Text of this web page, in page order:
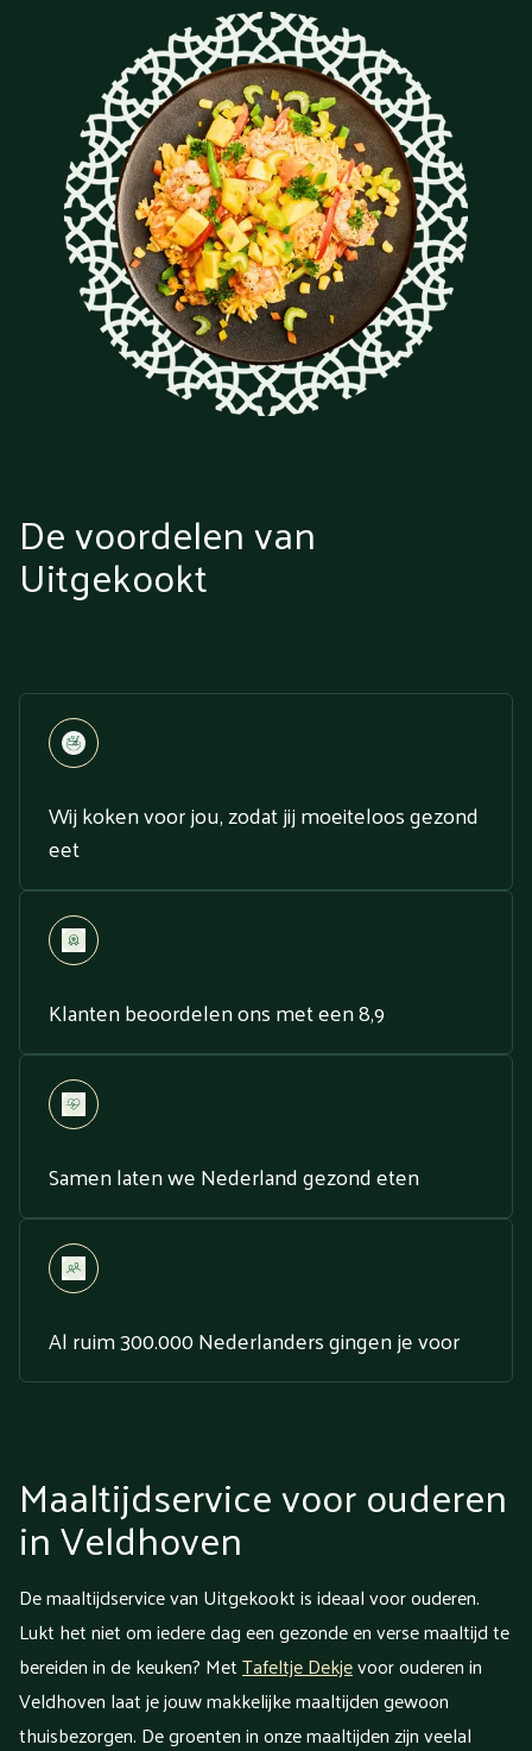
De voordelen van
Uitgekookt
Wij koken voor jou, zodat jij moeiteloos gezond
eet
Klanten beoordelen ons met een 8,9
Samen laten we Nederland gezond eten
Al ruim 300.000 Nederlanders gingen je voor
Maaltijdservice voor ouderen
in Veldhoven
De maaltijdservice van Uitgekookt is ideaal voor ouderen.
Lukt het niet om iedere dag een gezonde en verse maaltijd te
bereiden in de keuken? MetTafeltje Dekjevoor ouderen in
Veldhoven laat je jouw makkelijke maaltijden gewoon
thuisbezorgen. De groenten in onze maaltijden zijn veelal